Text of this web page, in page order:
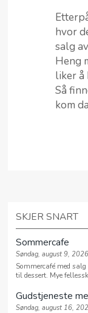
hvor
salg
Heng
liker å
Så
kom
SKJER SNART
Sommercafe
Søndag, august 9,
Sommercafé med
til dessert. Mye
Gudstjeneste
Søndag, august 16,